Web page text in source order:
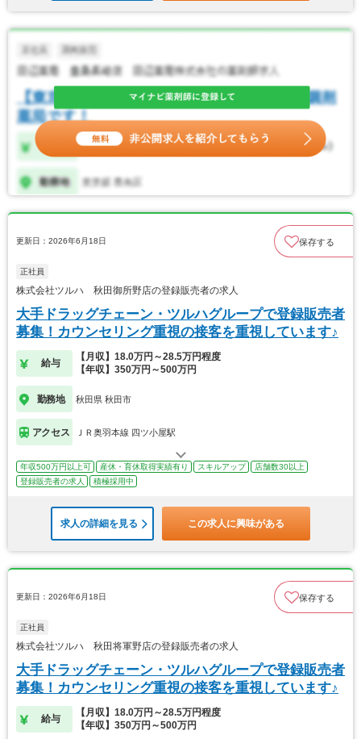
更新日：2026年6月18日 保存する
正社員
株式会社ツルハ 秋田御所野店の登録販売者の求人
大手ドラッグチェーン・ツルハグループで登録販売者
募集！カウンセリング重視の接客を重視しています♪
給与
【月収】18.0万円～28.5万円程度
【年収】350万円～500万円
勤務地 秋田県 秋田市
アクセス ＪＲ奥羽本線 四ツ小屋駅
年収500万円以上可 産休・育休取得実績有り スキルアップ
店舗数30以上
登録販売者の求人
積極採用中
求人の詳細を見る この求人に興味がある
更新日：2026年6月18日 保存する
正社員
株式会社ツルハ 秋田将軍野店の登録販売者の求人
大手ドラッグチェーン・ツルハグループで登録販売者
募集！カウンセリング重視の接客を重視しています♪
給与
【月収】18.0万円～28.5万円程度
【年収】350万円～500万円